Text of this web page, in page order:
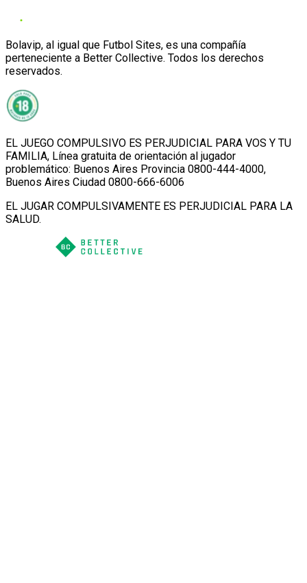
Bolavip, al igual que Futbol Sites, es una compañía
perteneciente a Better Collective. Todos los derechos
reservados.
EL JUEGO COMPULSIVO ES PERJUDICIAL PARA VOS Y TU
FAMILIA, Línea gratuita de orientación al jugador
problemático: Buenos Aires Provincia 0800-444-4000,
Buenos Aires Ciudad 0800-666-6006
EL JUGAR COMPULSIVAMENTE ES PERJUDICIAL PARA LA
SALUD.